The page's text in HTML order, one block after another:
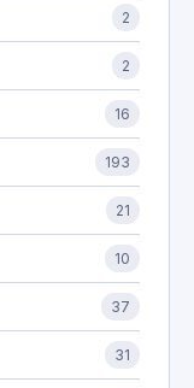
2
2
16
193
21
10
37
31